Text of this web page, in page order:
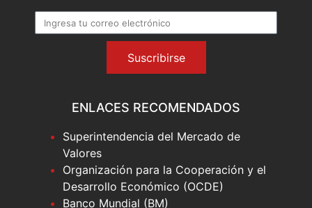
Suscribirse
ENLACES RECOMENDADOS
Superintendencia del Mercado de
Valores
Organización para la Cooperación y el
Desarrollo Económico (OCDE)
Banco Mundial (BM)